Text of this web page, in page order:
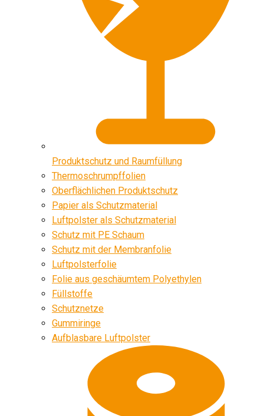
Produktschutz und Raumfüllung
Thermoschrumpffolien
Oberflächlichen Produktschutz
Papier als Schutzmaterial
Luftpolster als Schutzmaterial
Schutz mit PE Schaum
Schutz mit der Membranfolie
Luftpolsterfolie
Folie aus geschäumtem Polyethylen
Füllstoffe
Schutznetze
Gummiringe
Aufblasbare Luftpolster